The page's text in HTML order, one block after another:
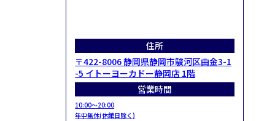
住所
〒422-8006 静岡県静岡市駿河区曲金3-1
-5 イトーヨーカドー静岡店 1階
営業時間
10:00～20:00
年中無休(休館日除く)